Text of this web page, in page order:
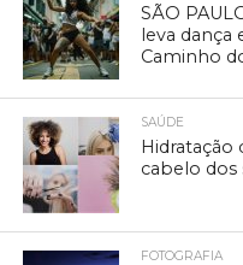
SÃO
leva dança
Caminho
SAÚDE
Hidratação
cabelo dos
FOTOGRAFIA